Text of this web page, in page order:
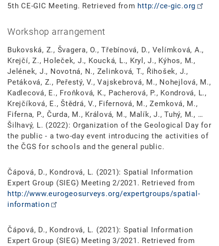
5th CE-GIC Meeting. Retrieved from http://ce-gic.org
Workshop arrangement
Bukovská, Z., Švagera, O., Třebínová, D., Velímková, A.,
Krejčí, Z., Holeček, J., Koucká, L., Kryl, J., Kýhos, M.,
Jelének, J., Novotná, N., Zelinková, T., Řihošek, J.,
Petáková, Z., Peřestý, V., Vajskebrová, M., Nohejlová, M.,
Kadlecová, E., Froňková, K., Pacherová, P., Kondrová, L.,
Krejčíková, E., Štědrá, V., Fifernová, M., Zemková, M.,
Fiferna, P., Čurda, M., Králová, M., Malík, J., Tuhý, M., …
Šilhavý, L. (2022): Organization of the Geological Day for
the public - a two-day event introducing the activities of
the ČGS for schools and the general public.
Čápová, D., Kondrová, L. (2021): Spatial Information
Expert Group (SIEG) Meeting 2/2021. Retrieved from
http://www.eurogeosurveys.org/expertgroups/spatial-
information
Čápová, D., Kondrová, L. (2021): Spatial Information
Expert Group (SIEG) Meeting 3/2021. Retrieved from